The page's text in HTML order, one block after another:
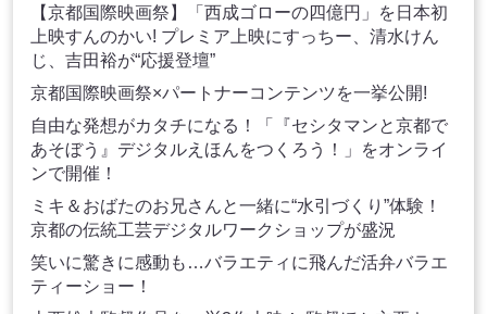
【京都国際映画祭】「西成ゴローの四億円」を日本初
上映すんのかい! プレミア上映にすっちー、清水けん
じ、吉田裕が“応援登壇”
京都国際映画祭×パートナーコンテンツを一挙公開!
自由な発想がカタチになる！「『セシタマンと京都で
あそぼう』デジタルえほんをつくろう！」をオンライ
ンで開催！
ミキ＆おばたのお兄さんと一緒に“水引づくり”体験！
京都の伝統工芸デジタルワークショップが盛況
笑いに驚きに感動も…バラエティに飛んだ活弁バラエ
ティーショー！